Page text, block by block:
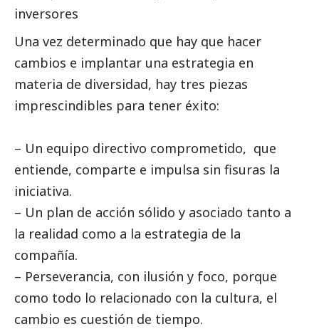
inversores
Una vez determinado que hay que hacer
cambios e implantar una estrategia en
materia de diversidad, hay tres piezas
imprescindibles para tener éxito:
– Un equipo directivo comprometido, que
entiende, comparte e impulsa sin fisuras la
iniciativa.
– Un plan de acción sólido y asociado tanto a
la realidad como a la estrategia de la
compañía.
– Perseverancia, con ilusión y foco, porque
como todo lo relacionado con la cultura, el
cambio es cuestión de tiempo.